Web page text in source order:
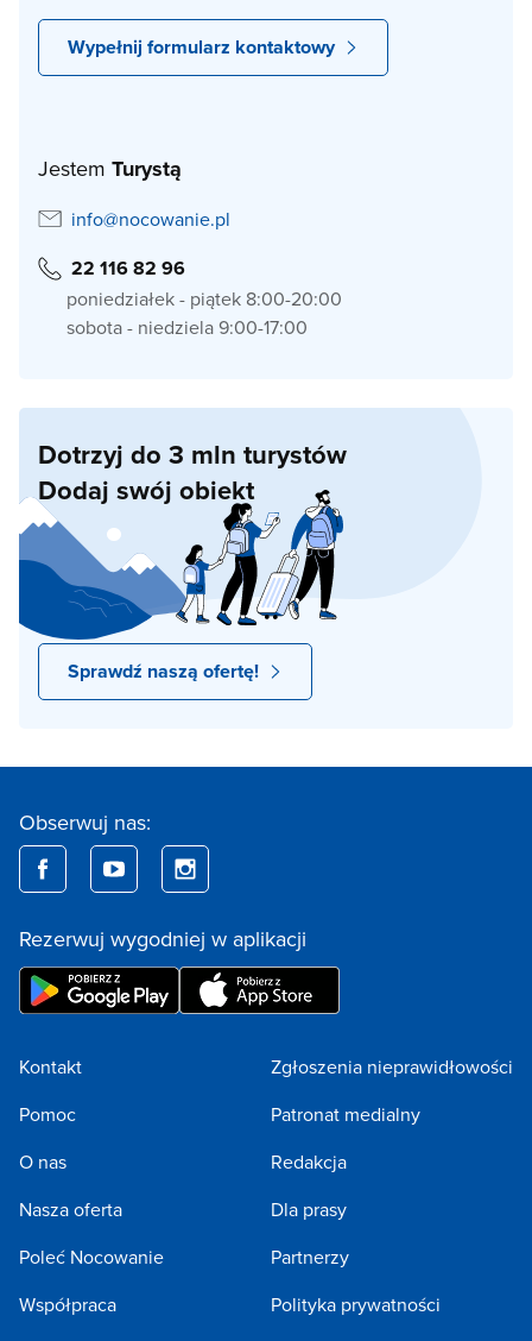
Wypełnij formularz kontaktowy
Jestem Turystą
info@nocowanie.pl
22 116 82 96
poniedziałek - piątek 8:00-20:00
sobota - niedziela 9:00-17:00
Dotrzyj do 3 mln turystów
Dodaj swój obiekt
Sprawdź naszą ofertę!
Obserwuj nas:
Rezerwuj wygodniej w aplikacji
Kontakt
Pomoc
O nas
Nasza oferta
Poleć Nocowanie
Współpraca
Zgłoszenia nieprawidłowości
Patronat medialny
Redakcja
Dla prasy
Partnerzy
Polityka prywatności